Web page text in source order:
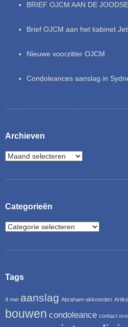
BRIEF OJCM AAN DE
Brief OJCM aan het kabinet
Nieuwe voorzitter OJCM
Condoleances aanslag in
Archieven
Categorieën
Tags
4 mei aanslag Abraham-akkoorden
bouwen condoleance contact